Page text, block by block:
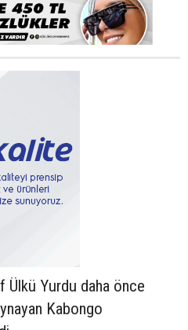
Ülkü Yurdu daha önce
Kabongo